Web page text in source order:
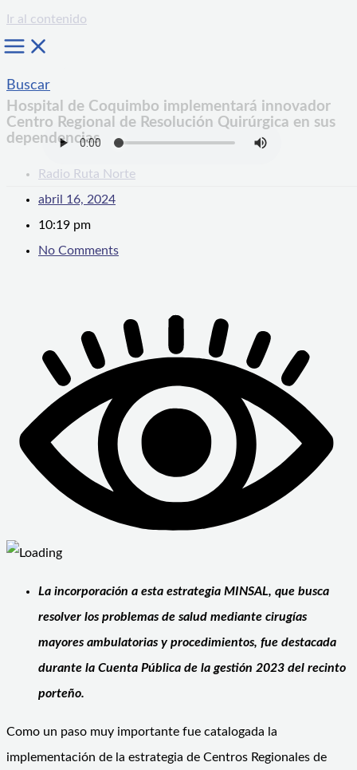
Ir al contenido
Buscar
Hospital de Coquimbo implementará innovador
Centro Regional de Resolución Quirúrgica en sus
dependencias
Radio Ruta Norte
abril 16, 2024
10:19 pm
No Comments
La incorporación a esta estrategia MINSAL, que busca
resolver los problemas de salud mediante cirugías
mayores ambulatorias y procedimientos, fue destacada
durante la Cuenta Pública de la gestión 2023 del recinto
porteño.
Como un paso muy importante fue catalogada la
implementación de la estrategia de Centros Regionales de